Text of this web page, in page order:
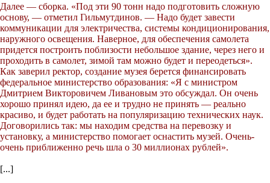
Далее — сборка. «Под эти 90 тонн надо подготовить сложную
основу, — отметил Гильмутдинов. — Надо будет завести
коммуникации для электричества, системы кондиционирования,
наружного освещения. Наверное, для обеспечения самолета
придется построить поблизости небольшое здание, через него и
проходить в самолет, зимой там можно будет и переодеться».
Как заверил ректор, создание музея берется финансировать
федеральное министерство образования: «Я с министром
Дмитрием Викторовичем Ливановым это обсуждал. Он очень
хорошо принял идею, да ее и трудно не принять — реально
красиво, и будет работать на популяризацию технических наук.
Договорились так: мы находим средства на перевозку и
установку, а министерство помогает оснастить музей. Очень-
очень приближенно речь шла о 30 миллионах рублей».
[...]